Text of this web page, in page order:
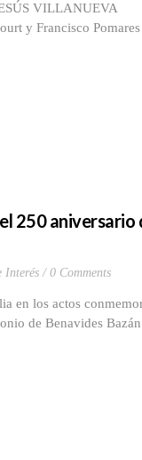
VILLANUEVA
y Francisco
250
Interés 0 Comments
en los actos
de Benavides